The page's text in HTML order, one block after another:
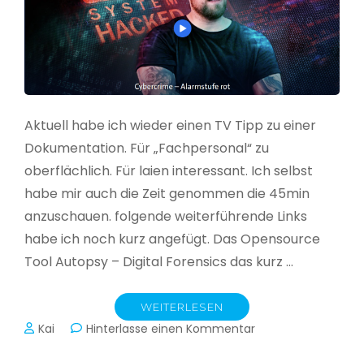
Aktuell habe ich wieder einen TV Tipp zu einer
Dokumentation. Für „Fachpersonal“ zu
oberflächlich. Für laien interessant. Ich selbst
habe mir auch die Zeit genommen die 45min
anzuschauen. folgende weiterführende Links
habe ich noch kurz angefügt. Das Opensource
Tool Autopsy – Digital Forensics das kurz …
WEITERLESEN
Kai Hinterlasse einen Kommentarzu